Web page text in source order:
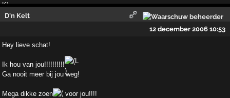
D'n Kelt
12 december 2006 10:53
Hey lieve schat!
Ik hou van jou!!!!!!!!!!
Ga nooit meer bij jou weg!
Mega dikke zoen voor jou!!!!